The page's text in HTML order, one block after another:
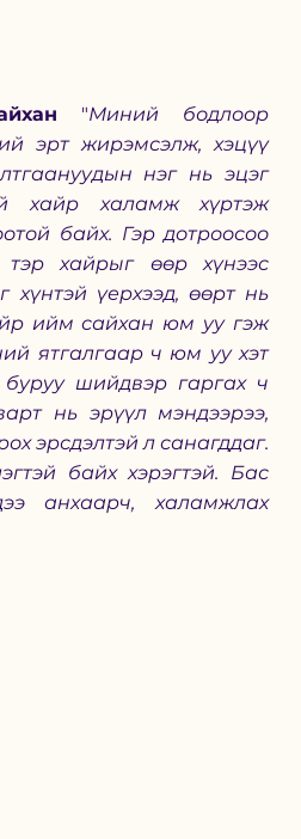
"Миний бодлоор
эрт жирэмсэлж, хэцүү
нэг нь эцэг
хайр халамж хүртэж
байх. Гэр дотроосоо
тэр хайрыг өөр хүнээс
хүнтэй үерхээд, өөрт нь
ийм сайхан юм уу гэж
ятгалгаар ч юм уу хэт
буруу шийдвэр гаргах ч
нь эрүүл мэндээрээ,
эрсдэлтэй л санагддаг.
байх хэрэгтэй. Бас
анхаарч, халамжлах